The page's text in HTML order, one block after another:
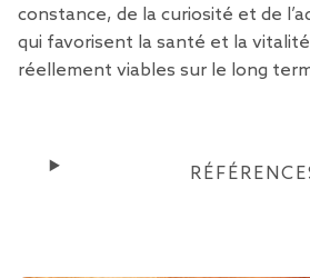
constance, de la curiosité et de
qui favorisent la santé et la
réellement viables sur le long